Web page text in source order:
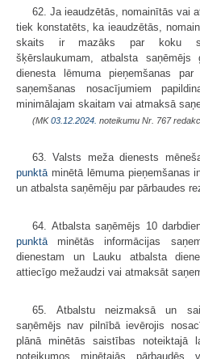
62. Ja ieaudzētās, nomainītās vai
tiek konstatēts, ka ieaudzētās,
skaits ir mazāks par koku
šķērslaukumam, atbalsta
dienesta lēmuma pieņemšanas
saņemšanas nosacījumiem
minimālajam skaitam vai atmaksā
(MK03.12.2024. noteikumu Nr. 767
63. Valsts meža dienests
punktā minētā lēmuma pieņemšanas
un atbalsta saņēmēju par pārbaudes
64. Atbalsta saņēmējs 10
punktā minētās informācijas
dienestam un Lauku atbalsta
attiecīgo mežaudzi vai atmaksāt
65. Atbalstu neizmaksā un
saņēmējs nav pilnībā ievērojis
plānā minētās saistības
noteikumos minētajās